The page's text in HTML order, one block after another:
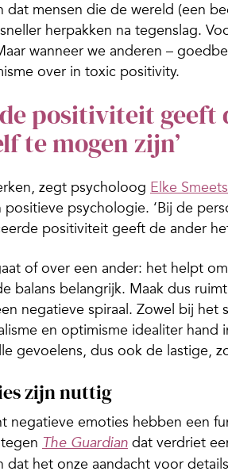
dat mensen die de wereld (een
herpakken na tegenslag.
wanneer we anderen –
over in toxic positivity.
positiviteit geeft
te mogen zijn’
zegt psycholoog Elke Smeets
positieve psychologie. ‘Bij de
positiviteit geeft de ander
of over een ander: het helpt
balans belangrijk. Maak dus
negatieve spiraal. Zowel bij het
en optimisme idealiter
gevoelens, dus ook de lastige,
zijn nuttig
negatieve emoties hebben een
The Guardian dat verdriet
dat het onze aandacht voor